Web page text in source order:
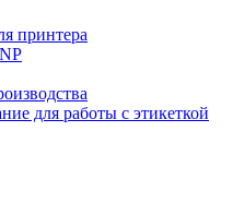
принтера
для работы с этикеткой